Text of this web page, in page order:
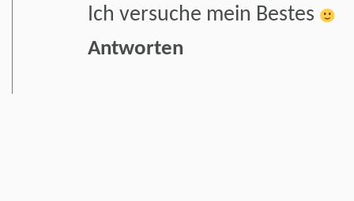
Ich versuche mein Bestes
Antworten